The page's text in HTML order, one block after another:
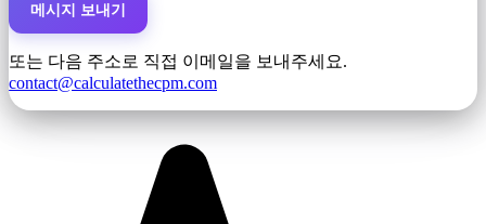
메시지 보내기
또는 다음 주소로 직접 이메일을 보내주세요.
contact@calculatethecpm.com